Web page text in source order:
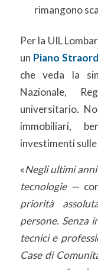
rimangono
Per la UIL
un Piano
che veda la
Nazionale,
universitario.
immobiliari,
investimenti
«Negli ultimi
tecnologie —
priorità
persone. Senza
tecnici e
Case di